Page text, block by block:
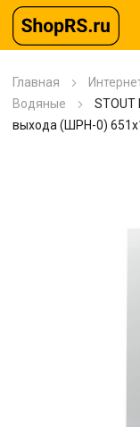
Главная
Водяные
выхода (ШРН-0)